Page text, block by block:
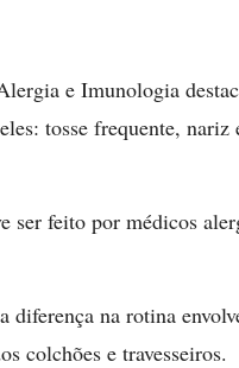
e Imunologia
tosse frequente,
ser feito por médicos
diferença na rotina
colchões e travesseiros.